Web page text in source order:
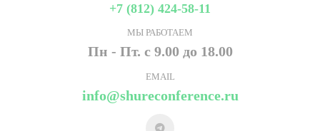
+7 (812) 424-58-11
МЫ РАБОТАЕМ
Пн - Пт. с 9.00 до 18.00
EMAIL
info@shureconference.ru